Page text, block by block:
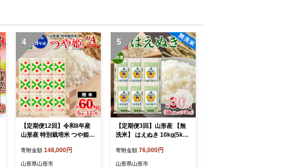
4
【定期便12回】令和8年産
山形産 特別栽培米 つや姫 5
31
寄附金額 148,000円
山形県山形市
5
【定期便3回】山形産 【無
洗米】 はえぬき 10kg(5kg×
6
寄附金額 76,000円
山形県山形市